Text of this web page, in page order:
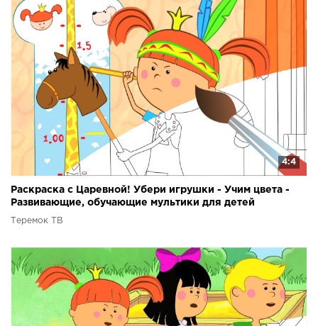
4:4
Раскраска с Царевной! Убери игрушки - Учим цвета -
Развивающие, обучающие мультики для детей
Теремок ТВ